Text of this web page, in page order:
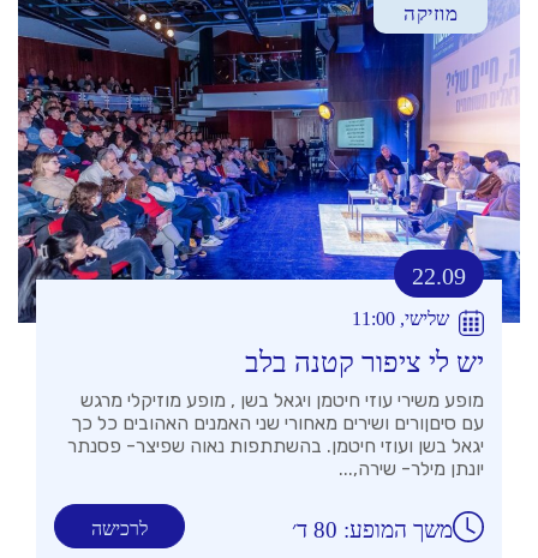
מוזיקה
22.09
שלישי, 11:00
יש לי ציפור קטנה בלב
מופע משירי עוזי חיטמן ויגאל בשן , מופע מוזיקלי מרגש
עם סיםןורים ושירים מאחורי שני האמנים האהובים כל כך
יגאל בשן ועוזי חיטמן. בהשתתפות נאוה שפיצר- פסנתר
יונתן מילר- שירה,...
לרכישה משך המופע: 80 ד׳